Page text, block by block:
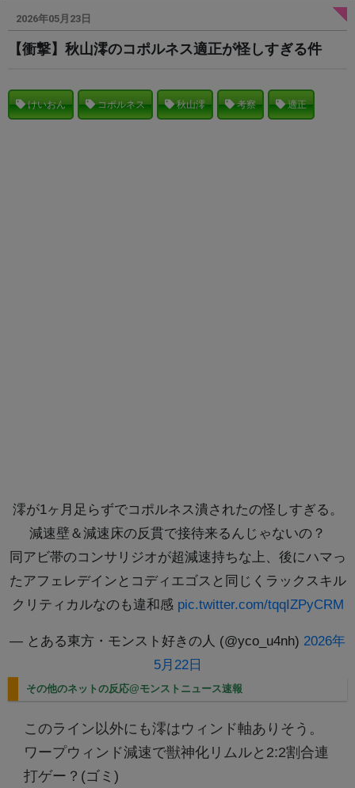
Powered by livedoor 相互RSS
2026年05月23日
【衝撃】秋山澪のコポルネス適正が怪しすぎる件
けいおん コポルネス 秋山澪 考察 適正
澪が1ヶ月足らずでコポルネス潰されたの怪しすぎる。
減速壁＆減速床の反貫で接待来るんじゃないの？
同アビ帯のコンサリジオが超減速持ちな上、後にハマっ
たアフェレデインとコディエゴスと同じくラックスキル
クリティカルなのも違和感 pic.twitter.com/tqqIZPyCRM
— とある東方・モンスト好きの人 (@yco_u4nh) 2026年
5月22日
その他のネットの反応@モンストニュース速報
このライン以外にも澪はウィンド軸ありそう。
ワープウィンド減速で獣神化リムルと2:2割合連
打ゲー？(ゴミ)